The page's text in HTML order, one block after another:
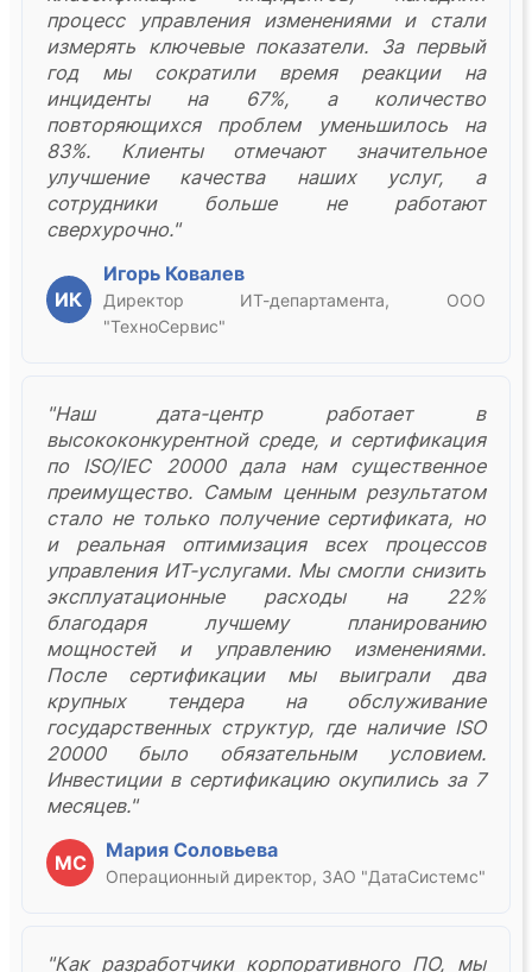
процесс управления изменениями и стали
измерять ключевые показатели. За первый
год мы сократили время реакции на
инциденты на 67%, а количество
повторяющихся проблем уменьшилось на
83%. Клиенты отмечают значительное
улучшение качества наших услуг, а
сотрудники больше не работают
сверхурочно."
ИК
Игорь Ковалев
Директор ИТ-департамента, ООО
"ТехноСервис"
"Наш дата-центр работает в
высококонкурентной среде, и сертификация
по ISO/IEC 20000 дала нам существенное
преимущество. Самым ценным результатом
стало не только получение сертификата, но
и реальная оптимизация всех процессов
управления ИТ-услугами. Мы смогли снизить
эксплуатационные расходы на 22%
благодаря лучшему планированию
мощностей и управлению изменениями.
После сертификации мы выиграли два
крупных тендера на обслуживание
государственных структур, где наличие ISO
20000 было обязательным условием.
Инвестиции в сертификацию окупились за 7
месяцев."
МС
Мария Соловьева
Операционный директор, ЗАО "ДатаСистемс"
"Как разработчики корпоративного ПО, мы